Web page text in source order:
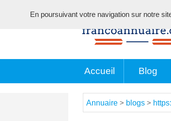
Accueil Blog
Annuaire > blogs >
En poursuivant votre navigation sur notre